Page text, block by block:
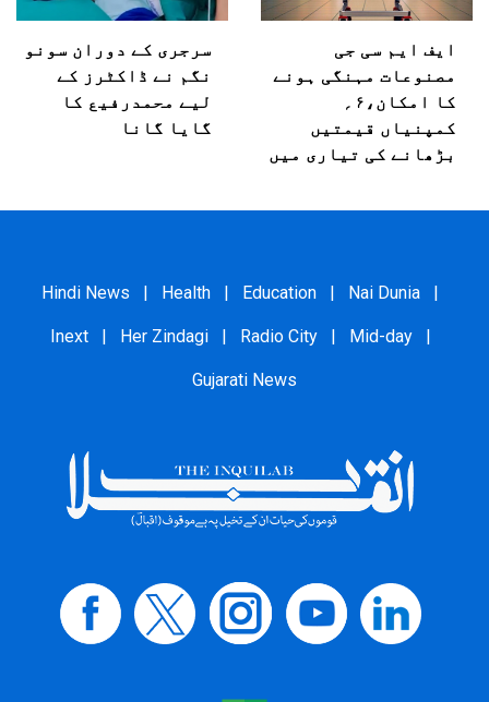
ایف ایم سی جی
مصنوعات مہنگی ہونے
کا امکان،۶؍
کمپنیاں قیمتیں
بڑھانے کی تیاری میں
سرجری کے دوران سونو
نگم نے ڈاکٹرز کے
لیے محمدرفیع کا
گایا گانا
Hindi News | Health | Education | Nai Dunia |
Inext | Her Zindagi | Radio City | Mid-day |
Gujarati News